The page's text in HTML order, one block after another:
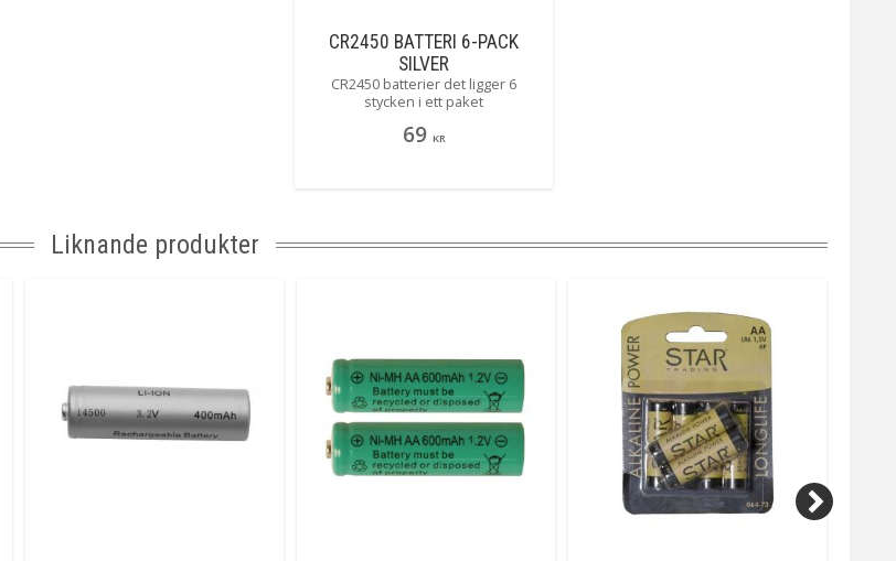
CR2450 BATTERI 6-PACK
SILVER
CR2450 batterier det ligger 6
stycken i ett paket
69 KR
Liknande produkter